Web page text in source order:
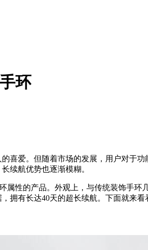
环
喜爱。但随着市场的发展，用户对于
续航优势也逐渐模糊。
属性的产品。外观上，与传统装饰手
拥有长达40天的超长续航。下面就来